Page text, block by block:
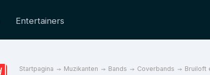
Entertainers
Startpagina Muzikanten Bands Coverbands Bruiloft